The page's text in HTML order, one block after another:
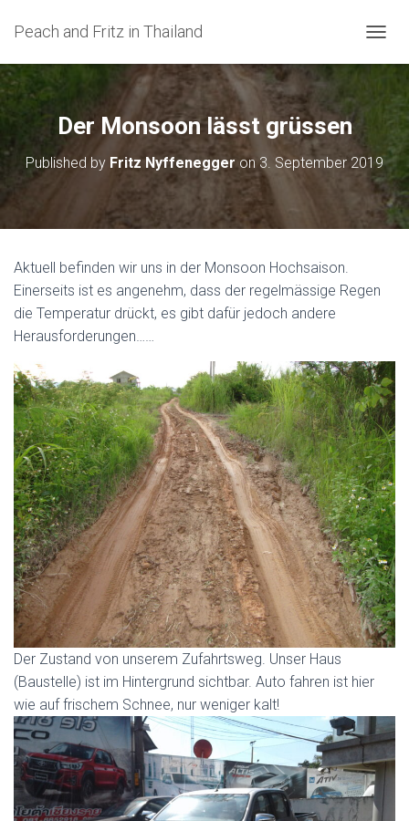
Peach and Fritz in Thailand
A
I
O
N
H
N
Der Monsoon lässt grüssen
Published by Fritz Nyffenegger on3. September 2019
Aktuell befinden wir uns in der Monsoon Hochsaison.
Einerseits ist es angenehm, dass der regelmässige Regen
die Temperatur drückt, es gibt dafür jedoch andere
Herausforderungen……
Der Zustand von unserem Zufahrtsweg. Unser Haus
(Baustelle) ist im Hintergrund sichtbar. Auto fahren ist hier
wie auf frischem Schnee, nur weniger kalt!